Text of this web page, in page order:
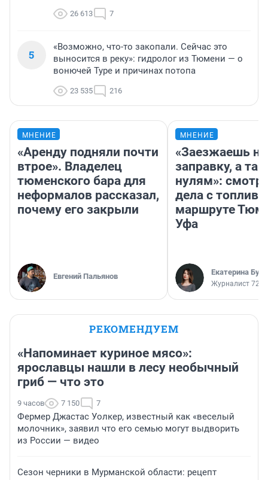
26 613 7
5
«Возможно, что-то закопали. Сейчас это
выносится в реку»: гидролог из Тюмени — о
вонючей Туре и причинах потопа
23 535 216
МНЕНИЕ
«Аренду подняли почти
втрое». Владелец
тюменского бара для
неформалов рассказал,
почему его закрыли
Евгений Пальянов
МНЕНИЕ
«Заезжаешь на
заправку, а
нулям»:
дела с
маршруте
Уфа
Екатерина
Журналист
РЕКОМЕНДУЕМ
«Напоминает куриное мясо»:
ярославцы нашли в лесу необычный
гриб — что это
9 часов 7 150 7
Фермер Джастас Уолкер, известный как «веселый
молочник», заявил что его семью могут выдворить
из России — видео
Сезон черники в Мурманской области: рецепт